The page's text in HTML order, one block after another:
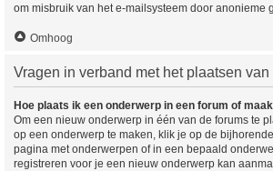
om misbruik van het e-mailsysteem door anonieme
Omhoog
Vragen in verband met het plaatsen van
Hoe plaats ik een onderwerp in een forum of
Om een nieuw onderwerp in één van de forums te
op een onderwerp te maken, klik je op de
pagina met onderwerpen of in een bepaald
registreren voor je een nieuw onderwerp kan